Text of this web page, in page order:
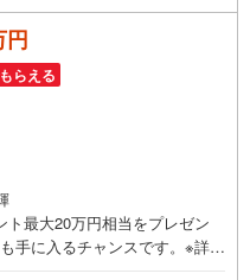
円
らえる
最大20万円相当をプレゼン
手に入るチャンスです。※詳し